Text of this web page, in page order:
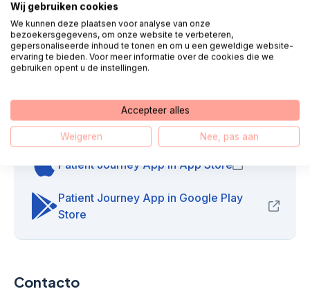
Hoe activeer ik de Patient Journey App zonder een
persoonlijke code?
Enlaces útiles
Patient Journey App in App Store (opens in new
Patient Journey App in Google Play
Store
Contacto
Wij gebruiken cookies
We kunnen deze plaatsen voor analyse van onze
bezoekersgegevens, om onze website te verbeteren,
gepersonaliseerde inhoud te tonen en om u een geweldige website-
ervaring te bieden. Voor meer informatie over de cookies die we
gebruiken opent u de instellingen.
Accepteer alles
Weigeren Nee, pas aan